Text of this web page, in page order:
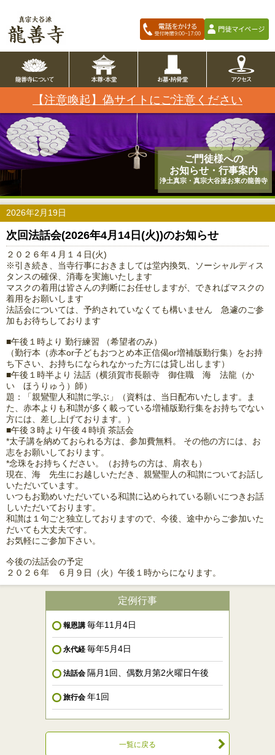
【注意喚起】偽サイトにご注意ください
ご門徒様への
お知らせ・行事案内
浄土真宗・真宗大谷派お東の龍善寺
2026年2月19日
次回法話会(2026年4月14日(火))のお知らせ
２０２６年４月１４日(火)
※引き続き、当寺行事におきましては堂内換気、ソーシャルディス
タンスの確保、消毒を実施いたします
マスクの着用は皆さんの判断にお任せしますが、できればマスクの
着用をお願いします
法話会については、予約されていなくても構いません 急遽のご参
加もお待ちしております
■午後１時より 勤行練習 （希望者のみ）
（勤行本（赤本or子どもおつとめ本正信偈or増補版勤行集）をお持
ち下さい、お持ちになられなかった方には貸し出します）
■午後１時半より 法話（横須賀市長願寺 御住職 海 法龍（か
い ほうりゅう）師）
題：「親鸞聖人和讃に学ぶ」（資料は、当日配布いたします。ま
た、赤本よりも和讃が多く載っている増補版勤行集をお持ちでない
方には、差し上げております。）
■午後３時より午後４時頃 茶話会
*太子講を納めておられる方は、参加費無料。 その他の方には、お
志をお願いしております。
*念珠をお持ちください。（お持ちの方は、肩衣も）
現在、海 先生にお越しいただき、親鸞聖人の和讃についてお話し
いただいています。
いつもお勤めいただいている和讃に込められている願いにつきお話
しいただいております。
和讃は１句ごと独立しておりますので、今後、途中からご参加いた
だいても大丈夫です。
お気軽にご参加下さい。
今後の法話会の予定
２０２６年 ６月９日（火）午後１時からになります。
定例行事
報恩講 毎年11月4日
永代経 毎年5月4日
法話会 隔月1回、偶数月第2火曜日午後
旅行会 年1回
一覧に戻る